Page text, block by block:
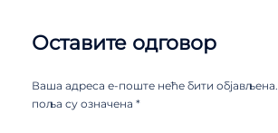
Оставите одговор
Ваша адреса е-поште неће бити објављена.
поља су означена *